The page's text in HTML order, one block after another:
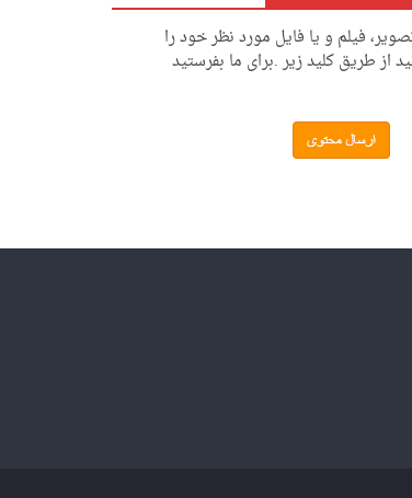
فیلم و یا فایل مورد نظر خود را
از طریق کلید زیر .برای ما بفرستید